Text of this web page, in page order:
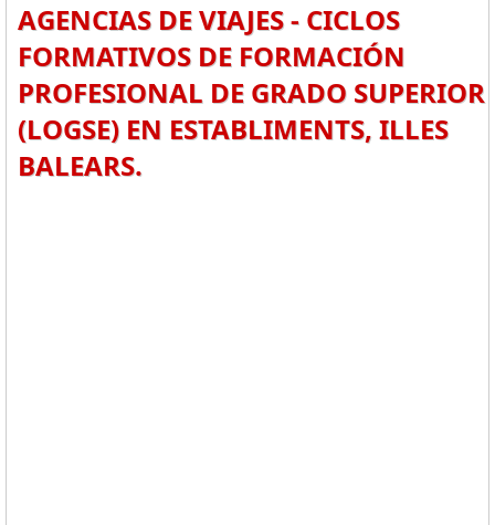
AGENCIAS DE VIAJES - CICLOS
FORMATIVOS DE FORMACIÓN
PROFESIONAL DE GRADO SUPERIOR
(LOGSE) EN ESTABLIMENTS, ILLES
BALEARS.